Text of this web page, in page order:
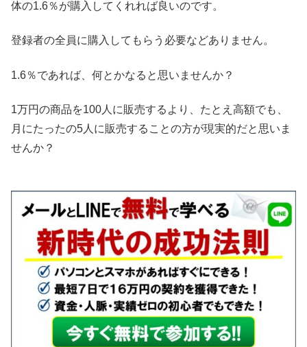
体の1.6％が購入してくれれば良いのです。
登録者の全員に購入してもらう必要などありません。
1.6％であれば、何とかなると思いませんか？
1万円の商品を100人に販売するより、たとえ高額でも、
月にたったの5人に販売することの方が現実的だと思いま
せんか？